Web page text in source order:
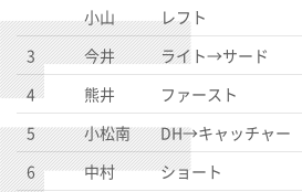
小山
レフト
3
今井 ライト→サード
4
熊井 ファースト
5
小松南 DH→キャッチャー
6
中村 ショート